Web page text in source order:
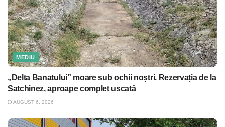
MEDIU
„Delta Banatului” moare sub ochii noștri. Rezervația de la
Satchinez, aproape complet uscată
AUGUST 6, 2026